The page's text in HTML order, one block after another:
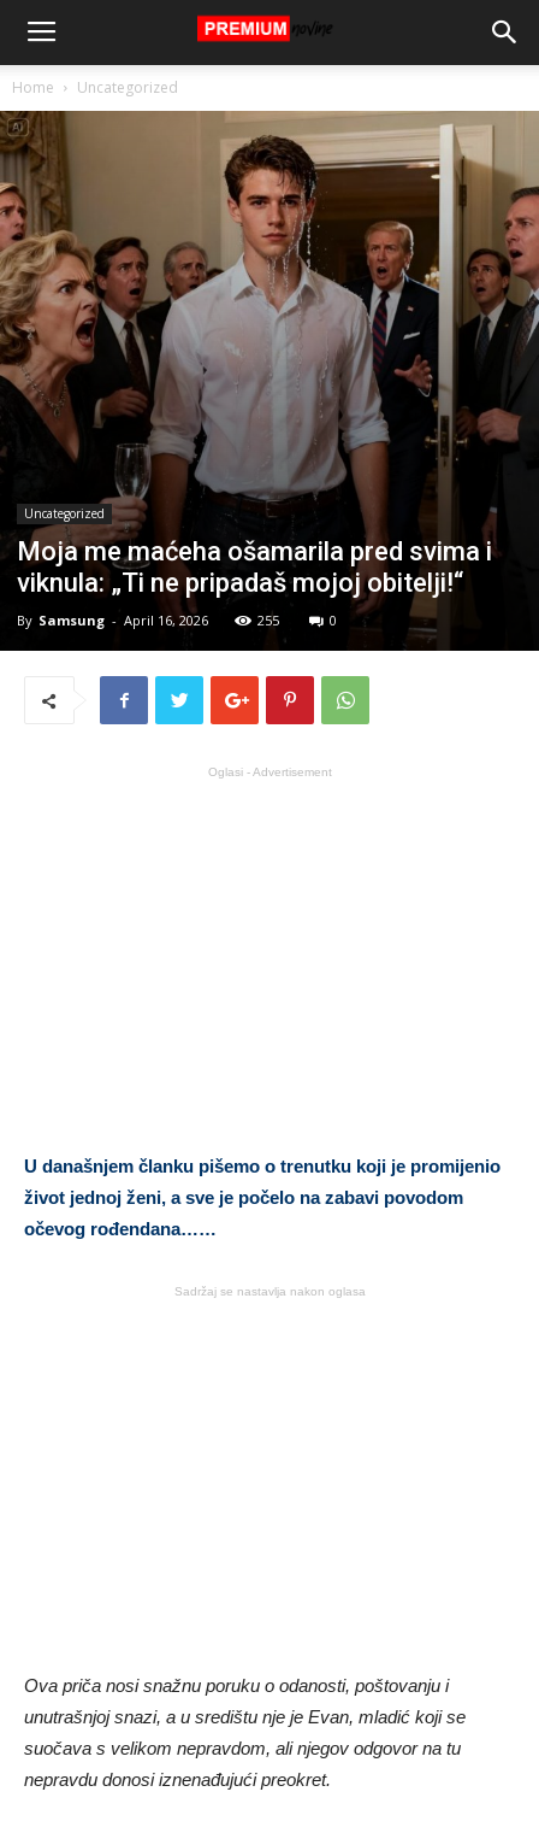
Home Uncategorized
Uncategorized
Moja me maćeha ošamarila pred svima i
viknula: „Ti ne pripadaš mojoj obitelji!“
By Samsung - April 16, 2026 255 0
Oglasi - Advertisement
U današnjem članku pišemo o trenutku koji je promijenio
život jednoj ženi, a sve je počelo na zabavi povodom
očevog rođendana……
Sadržaj se nastavlja nakon oglasa
Ova priča nosi snažnu poruku o odanosti, poštovanju i
unutrašnjoj snazi, a u središtu nje je Evan, mladić koji se
suočava s velikom nepravdom, ali njegov odgovor na tu
nepravdu donosi iznenađujući preokret.